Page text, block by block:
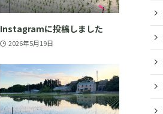
Instagramに投稿しました
2026年5月19日